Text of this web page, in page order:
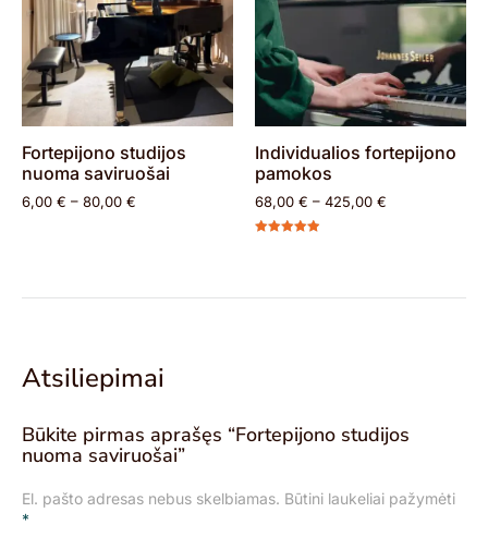
Fortepijono studijos
nuoma saviruošai
6,00 € – 80,00 €
Individualios fortepijono
pamokos
68,00 € – 425,00 €
Atsiliepimai
Būkite pirmas aprašęs “Fortepijono studijos
nuoma saviruošai”
El. pašto adresas nebus skelbiamas. Būtini laukeliai pažymėti
*
Alternative: